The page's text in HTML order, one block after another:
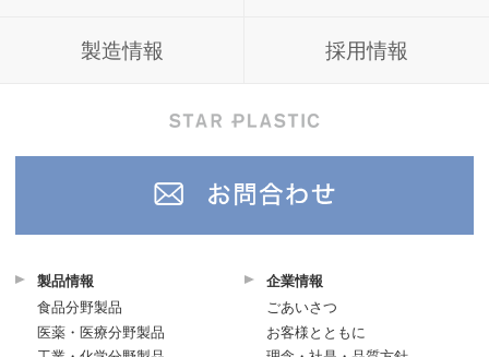
製造情報 採用情報
製品情報
食品分野製品
医薬・医療分野製品
企業情報
ごあいさつ
お客様とともに